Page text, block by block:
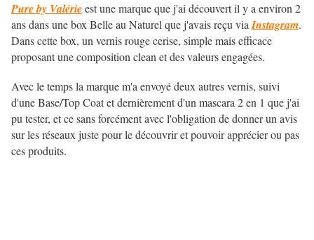
Pure by Valérieest une marque que j'ai découvert il y a environ 2
ans dans une box Belle au Naturel que j'avais reçu via Instagram.
Dans cette box, un vernis rouge cerise, simple mais efficace
proposant une composition clean et des valeurs engagées.
Avec le temps la marque m'a envoyé deux autres vernis, suivi
d'une Base/Top Coat et dernièrement d'un mascara 2 en 1 que j'ai
pu tester, et ce sans forcément avec l'obligation de donner un avis
sur les réseaux juste pour le découvrir et pouvoir apprécier ou pas
ces produits.